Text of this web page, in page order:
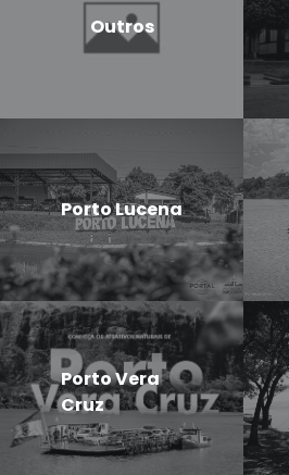
Outros
Porto Lucena
Porto Vera
Cruz